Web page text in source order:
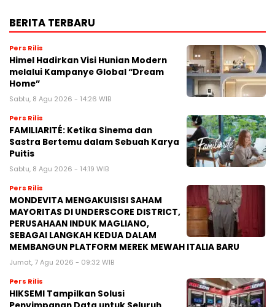
BERITA TERBARU
Pers Rilis
Himel Hadirkan Visi Hunian Modern
melalui Kampanye Global “Dream
Home”
Sabtu, 8 Agu 2026 - 14:26 WIB
Pers Rilis
FAMILIARITÉ: Ketika Sinema dan
Sastra Bertemu dalam Sebuah Karya
Puitis
Sabtu, 8 Agu 2026 - 14:19 WIB
Pers Rilis
MONDEVITA MENGAKUISISI SAHAM
MAYORITAS DI UNDERSCORE DISTRICT,
PERUSAHAAN INDUK MAGLIANO,
SEBAGAI LANGKAH KEDUA DALAM
MEMBANGUN PLATFORM MEREK MEWAH ITALIA BARU
Jumat, 7 Agu 2026 - 09:32 WIB
Pers Rilis
HIKSEMI Tampilkan Solusi